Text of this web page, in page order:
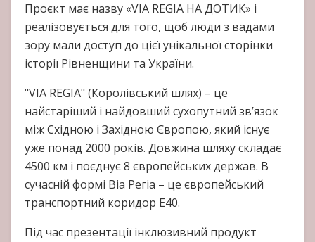
Проєкт має назву «VIA REGIA НА ДОТИК» і
реалізовується для того, щоб люди з вадами
зору мали доступ до цієї унікальної сторінки
історії Рівненщини та України.
"VIA REGIA" (Королівський шлях) – це
найстаріший і найдовший сухопутний зв’язок
між Східною і Західною Європою, який існує
уже понад 2000 років. Довжина шляху складає
4500 км і поєднує 8 європейських держав. В
сучасній формі Віа Регіа – це європейський
транспортний коридор E40.
Під час презентації інклюзивний продукт